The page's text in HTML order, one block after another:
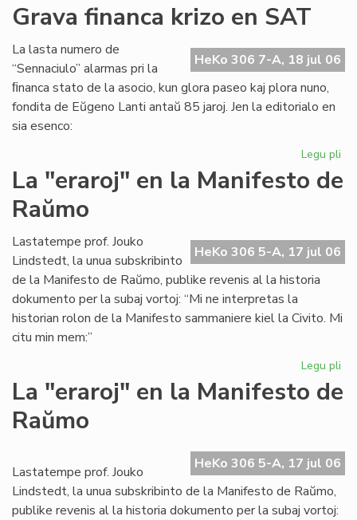
Grava financa krizo en SAT
HeKo 306 7-A, 18 jul 06
La lasta numero de
“Sennaciulo” alarmas pri la
ﬁnanca stato de la asocio, kun glora paseo kaj plora nuno,
fondita de Eŭgeno Lanti antaŭ 85 jaroj. Jen la editorialo en
sia esenco:
Legu pli
La "eraroj" en la Manifesto de
Raŭmo
HeKo 306 5-A, 17 jul 06
Lastatempe prof. Jouko
Lindstedt, la unua subskribinto
de la Manifesto de Raŭmo, publike revenis al la historia
dokumento per la subaj vortoj: “Mi ne interpretas la
historian rolon de la Manifesto sammaniere kiel la Civito. Mi
citu min mem:”
Legu pli
La "eraroj" en la Manifesto de
Raŭmo
HeKo 306 5-A, 17 jul 06
Lastatempe prof. Jouko
Lindstedt, la unua subskribinto de la Manifesto de Raŭmo,
publike revenis al la historia dokumento per la subaj vortoj: